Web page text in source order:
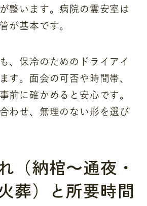
整います。病院の霊安室は
が基本です。
、保冷のためのドライアイ
す。面会の可否や時間帯、
前に確かめると安心です。
わせ、無理のない形を選び
（納棺〜通夜・
葬）と所要時間